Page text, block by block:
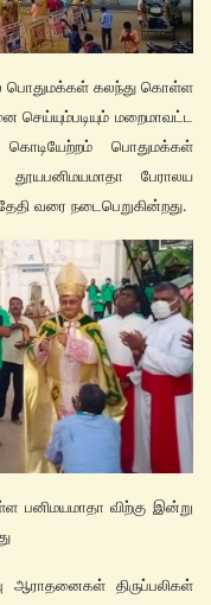
பொதுமக்கள் கலந்து கொள்ள
செய்யும்படியும் மறைமாவட்ட
பொதுமக்கள்
தூயபனிமயமாதா பேராலய
வரை நடைபெறுகின்றது.
பனிமயமாதா விற்கு இன்று
ஆராதனைகள் திருப்பலிகள்